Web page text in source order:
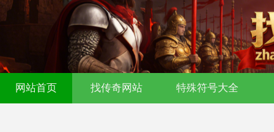
网站首页 找传奇网站 特殊符号大全